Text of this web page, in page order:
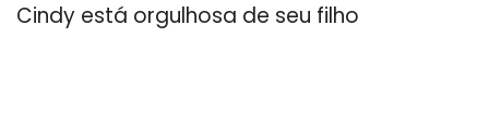
Cindy está orgulhosa de seu filho